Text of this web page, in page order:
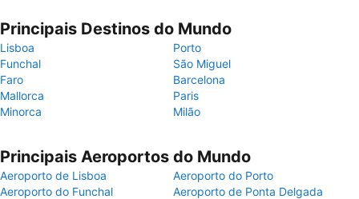
Principais Destinos do Mundo
Lisboa
Porto
Funchal
São Miguel
Faro
Barcelona
Mallorca
Paris
Minorca
Milão
Principais Aeroportos do Mundo
Aeroporto de Lisboa
Aeroporto do Porto
Aeroporto do Funchal
Aeroporto de Ponta Delgada